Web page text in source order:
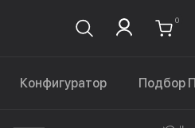
0
Конфигуратор Подбор